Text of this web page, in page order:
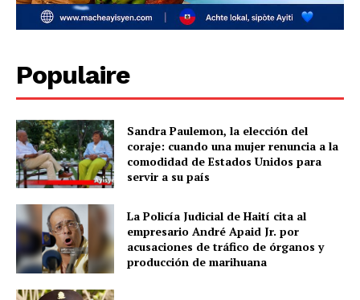
Populaire
Sandra Paulemon, la elección del
coraje: cuando una mujer renuncia a la
comodidad de Estados Unidos para
servir a su país
La Policía Judicial de Haití cita al
empresario André Apaid Jr. por
acusaciones de tráfico de órganos y
producción de marihuana